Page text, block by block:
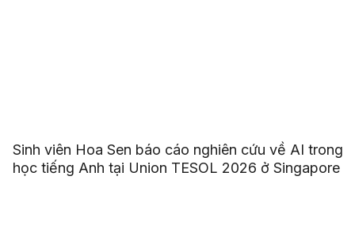
Sinh viên Hoa Sen báo cáo nghiên cứu về AI trong
học tiếng Anh tại Union TESOL 2026 ở Singapore